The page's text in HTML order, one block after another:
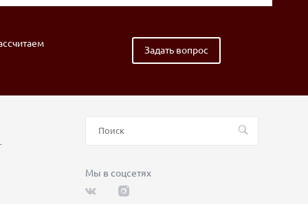
Задать вопрос
Мы в соцсетях